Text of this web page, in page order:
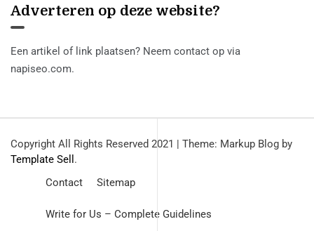
Adverteren op deze website?
Een artikel of link plaatsen? Neem contact op via
napiseo.com.
Copyright All Rights Reserved 2021 | Theme: Markup Blog by
Template Sell .
Contact
Sitemap
Write for Us – Complete Guidelines